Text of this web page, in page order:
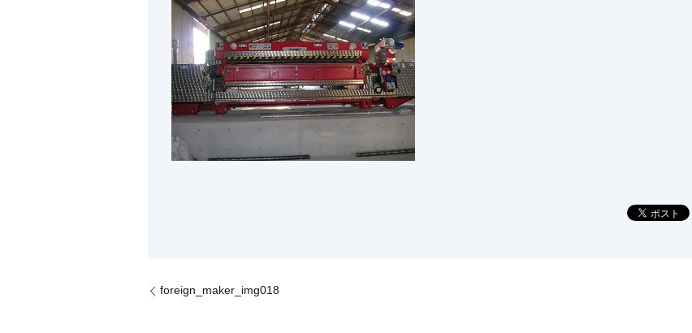
foreign_maker_img018